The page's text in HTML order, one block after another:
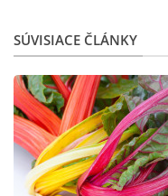
SÚVISIACE ČLÁNKY